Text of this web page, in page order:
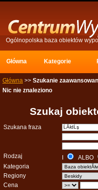
Ogólnopolska baza obiektów
Główna Kategorie
Główna >> Szukanie
Nic nie znaleziono
Szukaj
Szukana fraza
Rodzaj
ALBO
Kategoria
Regiony
Cena